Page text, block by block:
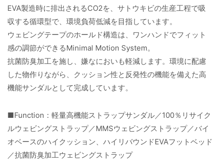
EVA製造時に排出されるCO2を、サトウキビの生産工程で吸
収する循環型で、環境負荷低減を目指しています。
ウェビングテープのホールド構造は、ワンハンドでフィット
感の調節ができるMinimal Motion System。
抗菌防臭加工を施し、嫌なにおいも軽減します。環境に配慮
した物作りながら、クッション性と反発性の機能を備えた高
機能サンダルとして完成しています。
■Function：軽量高機能ストラップサンダル／100％リサイク
ルウェビングストラップ／MMSウェビングストラップ／バイ
オベースのハイクッション、ハイリバウンドEVAフットベッド
／抗菌防臭加工ウェビングストラップ